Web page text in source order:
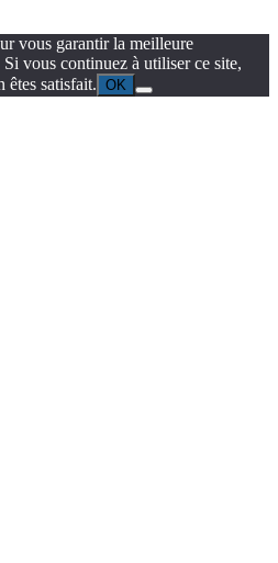
vous garantir la meilleure
vous continuez à utiliser ce site,
êtes satisfait. OK